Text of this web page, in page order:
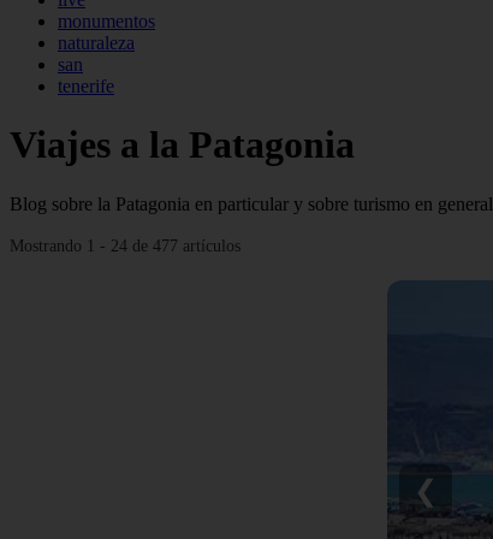
monumentos
naturaleza
san
tenerife
Viajes a la Patagonia
Blog sobre la Patagonia en particular y sobre turismo en general
Mostrando 1 - 24 de 477 artículos
❮